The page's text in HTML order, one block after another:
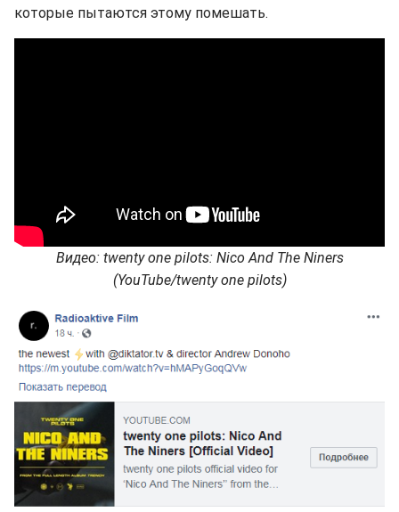
которые пытаются этому помешать.
Видео: twenty one pilots: Nico And The Niners
(YouTube/twenty one pilots)